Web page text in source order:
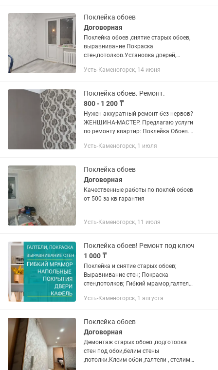
Поклейка обоев
Договорная
Поклейка обоев ,снятие старых обоев,
выравнивание Покраска
стен,потолков.Установка дверей,
Усть-Каменогорск, 14 июня
Поклейка обоев. Ремонт.
800 - 1 200 ₸
Нужен аккуратный ремонт без нервов?
ЖЕНЩИНА-МАСТЕР. Предлагаю услуги
по ремонту квартир: Поклейка Обоев.
глатт). Покраска стен, потолков
Усть-Каменогорск, 1 июля
Поклейка обоев
Договорная
Качественные работы по поклей обоев
от 500 за кв гарантия
Усть-Каменогорск, 11 июля
Поклейка обоев! Ремонт под ключ
1 000 ₸
Поклейка и снятие старых обоев;
Выравнивание стен; Покраска
стен,потолков; Гибкий мрамор,галтели;
Установка плинтуса; Установка
Усть-Каменогорск, 1 августа
Поклейка обоев
Договорная
Демонтаж старых обоев ,подготовка
стен под обои,белим стены
,потолки.Клеим обои ,галтели , стелим